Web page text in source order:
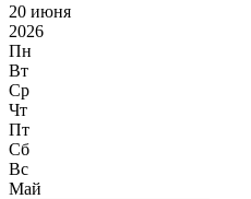
20 июня
2026
Пн
Вт
Ср
Чт
Пт
Сб
Вс
Май